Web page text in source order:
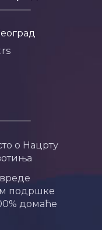
о Нацрту
подршке
домаће